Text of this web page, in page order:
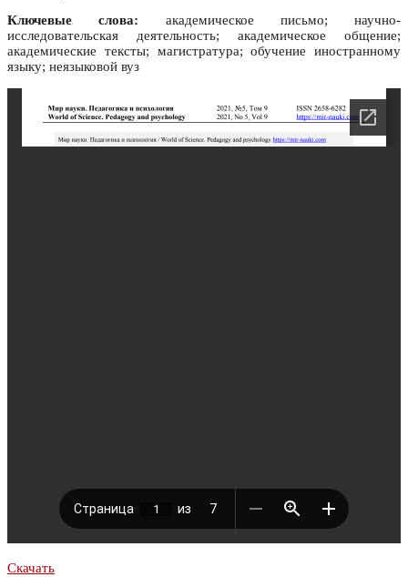
Ключевые слова: академическое письмо; научно-
исследовательская деятельность; академическое общение;
академические тексты; магистратура; обучение иностранному
языку; неязыковой вуз
Скачать